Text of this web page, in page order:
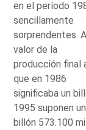
en el período
sencillamente
sorprendentes.
valor de la
producción final
que en 1986
significaba un
1995 suponen un
billón 573.100